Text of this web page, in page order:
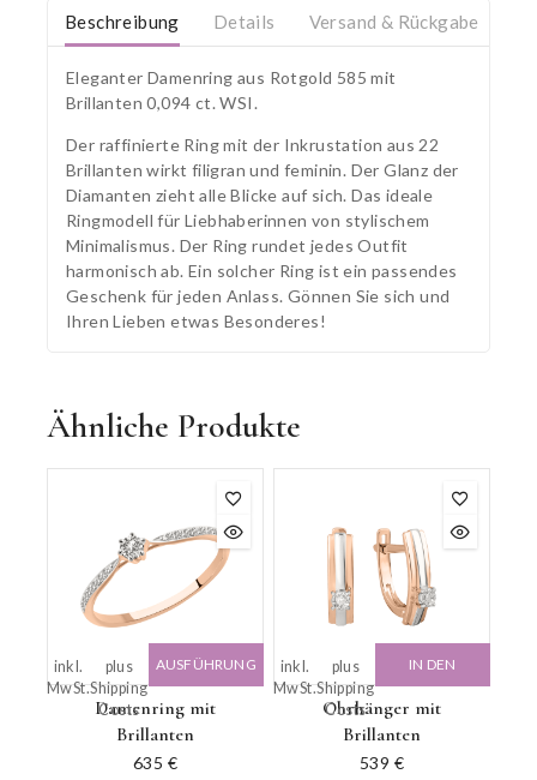
Beschreibung Details Versand & Rückgabe
Eleganter Damenring aus Rotgold 585 mit
Brillanten 0,094 ct. WSI.
Der raffinierte Ring mit der Inkrustation aus 22
Brillanten wirkt filigran und feminin. Der Glanz der
Diamanten zieht alle Blicke auf sich. Das ideale
Ringmodell für Liebhaberinnen von stylischem
Minimalismus. Der Ring rundet jedes Outfit
harmonisch ab. Ein solcher Ring ist ein passendes
Geschenk für jeden Anlass. Gönnen Sie sich und
Ihren Lieben etwas Besonderes!
Ähnliche Produkte
Damenring mit
Brillanten
635 €
inkl.
MwSt.
plus
Shipping
Costs
AUSFÜHRUNG
Ohrhänger mit
Brillanten
539 €
inkl.
MwSt.
plus
Shipping
Costs
IN DEN